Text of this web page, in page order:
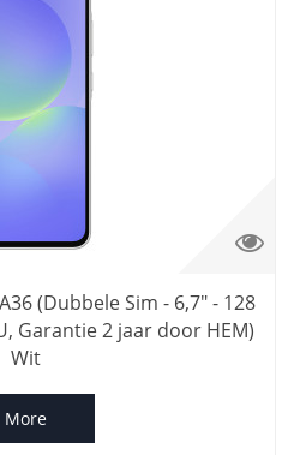
(Dubbele Sim - 6,7" - 128
Garantie 2 jaar door HEM)
Wit
More